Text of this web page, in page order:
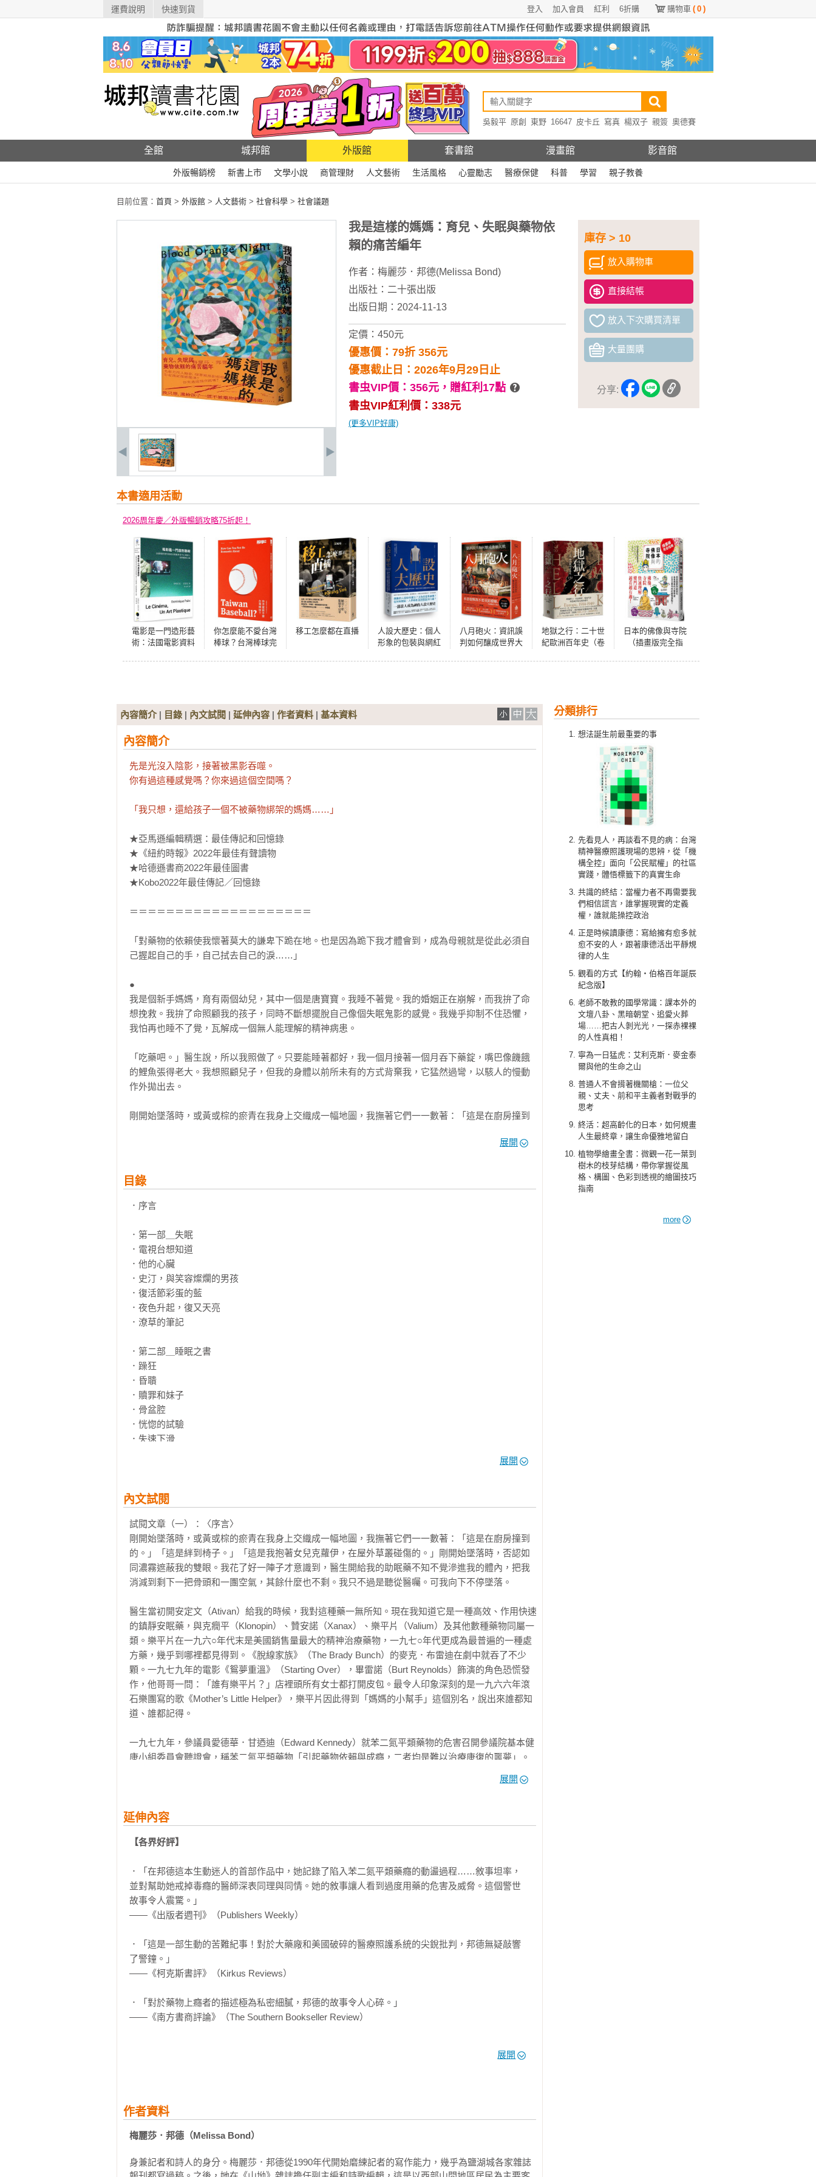
運費說明 快速到貨 購物車 ( 0 )
6折購
紅利
加入會員
登入
吳毅平 原創 東野 16647 皮卡丘 寫真 楊双子 親簽 奧德賽
全館 城邦館 外版館 套書館 漫畫館 影音館
外版暢銷榜 新書上市 文學小說 商管理財 人文藝術 生活風格 心靈勵志 醫療保健 科普 學習 親子教養
目前位置： 首頁 > 外版館 > 人文藝術 > 社會科學 > 社會議題
庫存 > 10
放入購物車
直接結帳
放入下次購買清單
大量團購
分享:
我是這樣的媽媽：育兒、失眠與藥物依
賴的痛苦編年
作者： 梅麗莎．邦德(Melissa Bond)
出版社： 二十張出版
出版日期：2024-11-13
定價：450元
優惠價：79折 356元
優惠截止日：2026年9月29日止
書虫VIP價：356元， 贈紅利17點
書虫VIP紅利價：338元
(更多VIP好康)
本書適用活動
2026周年慶／外版暢銷攻略75折起！
電影是一門造形藝
術：法國電影資料
你怎麼能不愛台灣
棒球？台灣棒球完
移工怎麼都在直播
人設大歷史：個人
形象的包裝與網紅
八月砲火：資訊誤
判如何釀成世界大
地獄之行：二十世
紀歐洲百年史（卷
日本的佛像與寺院
（插畫版完全指
分類排行
想法誕生前最重要的事
先看見人，再談看不見的病：台灣
精神醫療照護現場的思辨，從「機
構全控」面向「公民賦權」的社區
實踐，體悟標籤下的真實生命
共識的終結：當權力者不再需要我
們相信謊言，誰掌握現實的定義
權，誰就能操控政治
正是時候讀康德：寫給擁有愈多就
愈不安的人，跟著康德活出平靜規
律的人生
觀看的方式【約翰‧伯格百年誕辰
紀念版】
老師不敢教的國學常識：課本外的
文壇八卦、黑暗朝堂、追愛火葬
場……把古人剝光光，一探赤裸裸
的人性真相！
寧為一日猛虎：艾利克斯．麥金泰
爾與他的生命之山
普通人不會揹著機關槍：一位父
親、丈夫、前和平主義者對戰爭的
思考
終活：超高齡化的日本，如何規畫
人生最終章，讓生命優雅地留白
植物學繪畫全書：微觀一花一葉到
樹木的枝芽結構，帶你掌握從風
格、構圖、色彩到透視的繪圖技巧
指南
more
內容簡介| 目錄 | 內文試閱 | 延伸內容 | 作者資料 | 基本資料
內容簡介
先是光沒入陰影，接著被黑影吞噬。
你有過這種感覺嗎？你來過這個空間嗎？
「我只想，還給孩子一個不被藥物綁架的媽媽……」
★亞馬遜編輯精選：最佳傳記和回憶錄
★《紐約時報》2022年最佳有聲讀物
★哈德遜書商2022年最佳圖書
★Kobo2022年最佳傳記／回憶錄
＝＝＝＝＝＝＝＝＝＝＝＝＝＝＝＝＝＝＝＝
「對藥物的依賴使我懷著莫大的謙卑下跪在地。也是因為跪下我才體會到，成為母親就是從此必須自
己握起自己的手，自己拭去自己的淚……」
●
我是個新手媽媽，育有兩個幼兒，其中一個是唐寶寶。我睡不著覺。我的婚姻正在崩解，而我拚了命
想挽救。我拚了命照顧我的孩子，同時不斷想擺脫自己像個失眠鬼影的感覺。我幾乎抑制不住恐懼，
我怕再也睡不了覺，瓦解成一個無人能理解的精神病患。
「吃藥吧。」醫生說，所以我照做了。只要能睡著都好，我一個月接著一個月吞下藥錠，嘴巴像饑餓
的鯉魚張得老大。我想照顧兒子，但我的身體以前所未有的方式背棄我，它猛然過彎，以駭人的慢動
作外拋出去。
剛開始墜落時，或黃或棕的瘀青在我身上交織成一幅地圖，我撫著它們一一數著：「這是在廚房撞到
知不覺滲進我的體內，把我消減到剩下一把骨頭和一團空氣，其餘什麼也不剩。
我只不過是聽從醫囑。可我向下不停墜落……
●
本書以極其私密的角度深入剖析女性在產後面對育兒、婚姻關係與社會觀感之間的掙扎，作者梅麗莎
經年累月的壓力最終在求訪名醫之後，被迫向藥物妥協，自此遊走於瘋狂與理智的邊緣。
苯二氮平類藥物用於治療失眠、焦慮、癲癇和恐慌症等疾病，是全球使用最廣泛的藥物之一。梅麗莎
在獲得處方藥之後，便開始了一連串噩夢般的藥物依賴，消耗了她四年多的生命，不但損害健康還破
壞了婚姻。梅麗莎以引人入勝的文字帶讀者踏上她親身經歷的旅程，細膩描繪了她為何依賴苯二氮平
在梅麗莎的自述中，以健康、婚姻為代價，任何一個試圖以藥物控制來維持生活平衡的人都需以此為
鑑。「苯二氮平是小偷，會一次一次偷走你擁有的一切。」梅麗莎在與藥物依賴搏鬥數年之後，終於
以自身經歷寫下的這段心聲，字字血淚，沉痛而真實。
●
「生而為人，我們全都經受苦痛。我允許自己看見心中讓我覺得似乎走不下去的一切，也看著無論如
展開
目錄
．序言
．第一部＿失眠
．電視台想知道
．他的心臟
．史汀，與笑容燦爛的男孩
．復活節彩蛋的藍
．夜色升起，復又天亮
．潦草的筆記
．第二部＿睡眠之書
．躁狂
．昏聵
．贖罪和妹子
．骨盆腔
．恍惚的試驗
．失速下滑
．第三部＿神醫
．消失的一年
．崩塌
．天空陷落
．「代我親親孩子，對不起」
．灼眼的綠，不見紅燈
．第四部＿巨焰火球
．減五毫克
．卑屈與驕傲
．五呎巨龍
．毀滅的黑色巨牆
．正常
．失眠側錄
．覺醒之書
．洞的隱喻
．謝詞
展開
內文試閱
試閱文章（一）：〈序言〉
剛開始墜落時，或黃或棕的瘀青在我身上交織成一幅地圖，我撫著它們一一數著：「這是在廚房撞到
的。」「這是絆到椅子。」「這是我抱著女兒克蘿伊，在屋外草叢碰傷的。」剛開始墜落時，否認如
同濃霧遮蔽我的雙眼。我花了好一陣子才意識到，醫生開給我的助眠藥不知不覺滲進我的體內，把我
消減到剩下一把骨頭和一團空氣，其餘什麼也不剩。我只不過是聽從醫囑。可我向下不停墜落。
醫生當初開安定文（Ativan）給我的時候，我對這種藥一無所知。現在我知道它是一種高效、作用快速
的鎮靜安眠藥，與克癇平（Klonopin）、贊安諾（Xanax）、樂平片（Valium）及其他數種藥物同屬一
類。樂平片在一九六○年代末是美國銷售量最大的精神治療藥物，一九七○年代更成為最普遍的一種處
方藥，幾乎到哪裡都見得到。《脫線家族》（The Brady Bunch）的麥克．布雷迪在劇中就吞了不少
顆。一九七九年的電影《鴛夢重溫》（Starting Over），畢雷諾（Burt Reynolds）飾演的角色恐慌發
作，他哥哥一問：「誰有樂平片？」店裡頭所有女士都打開皮包。最令人印象深刻的是一九六六年滾
石樂團寫的歌《Mother’s Little Helper》，樂平片因此得到「媽媽的小幫手」這個別名，說出來誰都知
道、誰都記得。
一九七九年，參議員愛德華．甘迺迪（Edward Kennedy）就苯二氮平類藥物的危害召開參議院基本健
康小組委員會聽證會，稱苯二氮平類藥物「引起藥物依賴與成癮，二者均是難以治療康復的噩夢」。
我在二○一○年拿到安定文處方藥，當時我不知道醫學文獻建議這種藥不能經常服用，最多服用二到四
量及因此死亡的案例，很快會與鴉片類藥物不分軒輊。
我只知道，我是個新手媽媽，育有兩個幼兒，其中一個是唐氏症寶寶。我睡不著覺。我的婚姻正在崩
解，而我拚了命想挽救。我拚了命照顧我的孩子，同時不斷想擺脫自己像個失眠鬼影的感覺。「吃藥
吧。」醫生說，所以我照做了。只要能睡著都好，我一個月接著一個月吞下藥錠，嘴巴像饑餓的鯉魚
張得老大。我信任我的醫生，我相信他知道自己在做什麼。
試閱文章（二）：〈天空陷落〉
我洗好晚餐的碗盤，喝完我的第二杯紅酒。尚恩到車庫去準備他明天造景工程的用具。我為兩個孩子
室裡，我們玩了一會兒家家酒，立在浴缸邊用小茶杯把水舀進舀出。浴缸水放滿後，我走進玩具間，
四面牆都鑲嵌了寬木板。我們買下這棟房子前，有人把樓下的牆板和天花板全漆成粉筆白，所以只要
我發現芬奇昏睡其中一個螢光橘的懶骨頭沙發上，那是安送給我們的。我抱起芬奇，把他放進他的嬰
兒床。這孩子比一般人容易累，一旦他睡著，想再叫醒他是沒用的。我關掉燈，聆聽他呼吸。浴室傳
蜂蜜般的眼眸看向我，對著我笑。
「來。」我說。我抱起她，脫光她的小衣服，把她放進溫熱的水裡。我很冷，於是決定和她一起泡進
然後沉進浴缸。我很訝異它載浮載沉了一會兒還是沉了下去。我撿起蛋頭先生倒光裡面的水。我抓起
展開
延伸內容
【各界好評】
．「在邦德這本生動迷人的首部作品中，她記錄了陷入苯二氮平類藥癮的動盪過程……敘事坦率，
並對幫助她戒掉毒癮的醫師深表同理與同情。她的敘事讓人看到過度用藥的危害及威脅。這個警世
故事令人震驚。」
——《出版者週刊》（Publishers Weekly）
．「這是一部生動的苦難紀事！對於大藥廠和美國破碎的醫療照護系統的尖銳批判，邦德無疑敲響
了警鐘。」
——《柯克斯書評》（Kirkus Reviews）
．「對於藥物上癮者的描述極為私密細膩，邦德的故事令人心碎。」
——《南方書商評論》（The Southern Bookseller Review）
．「邦德在這本充滿詩意的回憶錄中，以記者對事實的堅持，以及詩人的筆觸娓娓道來，詳述了令
人痛心的細節……」
——《書架通報》（Shelf Awareness）
．「邦德以抒情的方式，清楚而真摯地呈現堅韌的力量。這個警世故事將幫助許多人了解處方藥依
展開
作者資料
梅麗莎．邦德（Melissa Bond）
身兼記者和詩人的身分。梅麗莎．邦德從1990年代開始磨練記者的寫作能力，幾乎為鹽湖城各家雜誌